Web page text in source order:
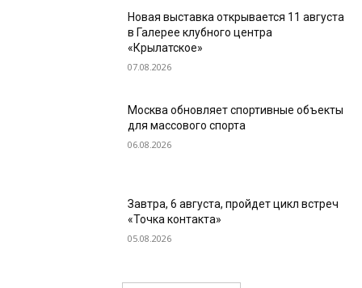
Новая выставка открывается 11 августа
в Галерее клубного центра
«Крылатское»
07.08.2026
Москва обновляет спортивные объекты
для массового спорта
06.08.2026
Завтра, 6 августа, пройдет цикл встреч
«Точка контакта»
05.08.2026